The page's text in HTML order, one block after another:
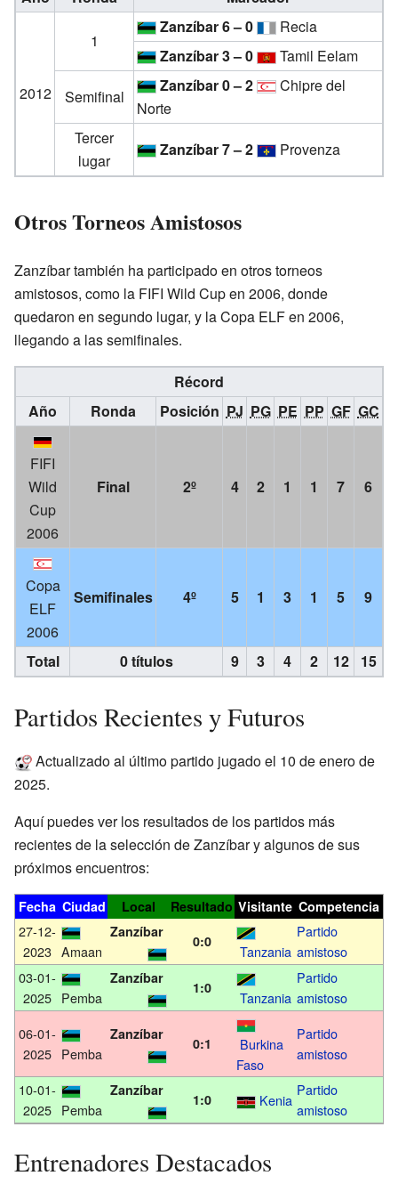
2012
1
Zanzíbar6 – 0
Recia
Zanzíbar3 – 0
Tamil Eelam
Semifinal
Zanzíbar0 – 2
Chipre del
Norte
Tercer
lugar
Zanzíbar7 – 2 Provenza
Otros Torneos Amistosos
Zanzíbar también ha participado en otros torneos
amistosos, como la FIFI Wild Cup en 2006, donde
quedaron en segundo lugar, y la Copa ELF en 2006,
llegando a las semifinales.
Récord
Año
Ronda Posición PJ PG PE PP GF GC
FIFI
Wild
Cup
2006
Final 2º 4 2 1 1 7 6
Copa
ELF
2006
Semifinales 4º 5 1 3 1 5 9
Total 0 títulos 9 3 4 2 12 15
Partidos Recientes y Futuros
Actualizado al último partido jugado el 10 de enero de
2025.
Aquí puedes ver los resultados de los partidos más
recientes de la selección de Zanzíbar y algunos de sus
próximos encuentros:
Fecha Ciudad Local Resultado Visitante Competencia
27-12-
2023 Amaan
Zanzíbar
0:0
Tanzania
Partido
amistoso
03-01-
2025 Pemba
Zanzíbar
1:0
Tanzania
Partido
amistoso
06-01-
2025 Pemba
Zanzíbar
0:1
Burkina
Faso
Partido
amistoso
10-01-
2025 Pemba
Zanzíbar
1:0 Kenia
Partido
amistoso
Entrenadores Destacados